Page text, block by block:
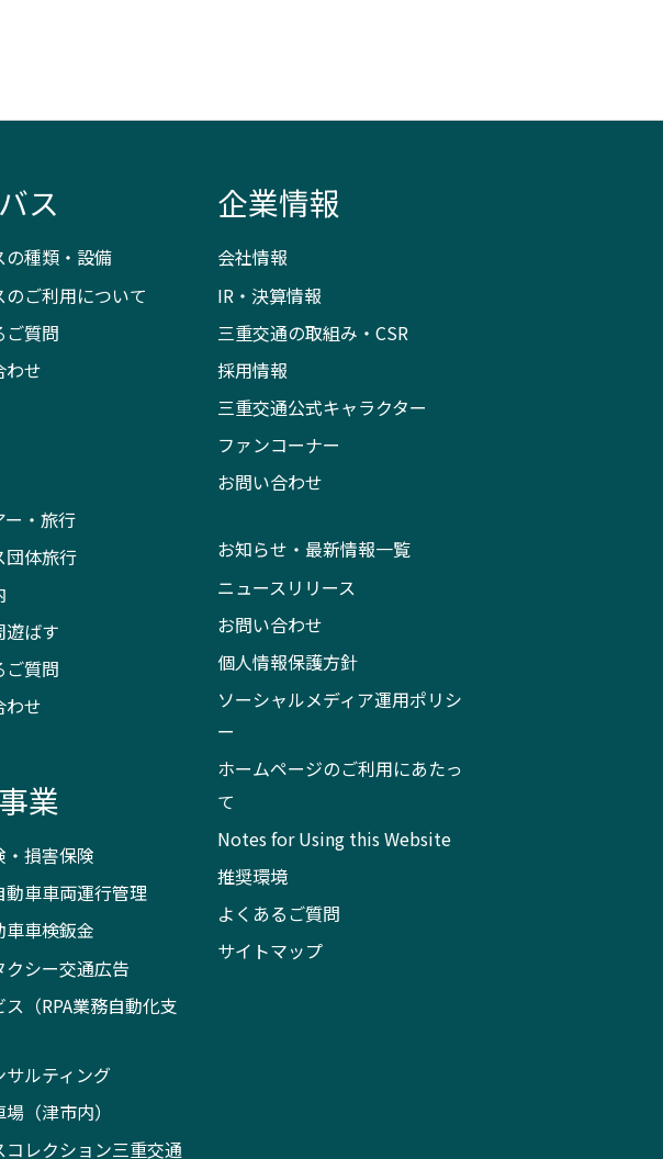
ス
の種類・設備
ご利用について
ご質問
わせ
ー・旅行
団体旅行
遊ばす
ご質問
わせ
業
・損害保険
動車車両運行管理
車車検鈑金
クシー交通広告
（RPA業務自動化支
サルティング
（津市内）
コレクション三重交通
企業情報
会社情報
IR・決算情報
三重交通の取組み・CSR
採用情報
三重交通公式キャラクター
ファンコーナー
お問い合わせ
お知らせ・最新情報一覧
ニュースリリース
お問い合わせ
個人情報保護方針
ソーシャルメディア運用ポリシ
ー
ホームページのご利用にあたっ
て
Notes for Using this Website
推奨環境
よくあるご質問
サイトマップ